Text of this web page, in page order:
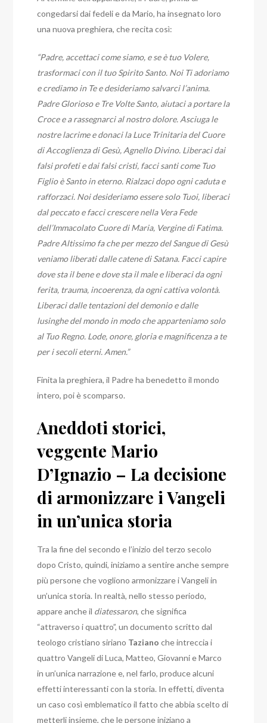
congedarsi dai fedeli e da Mario, ha insegnato loro
una nuova preghiera, che recita così:
“Padre, accettaci come siamo, e se è tuo Volere,
trasformaci con il tuo Spirito Santo. Noi Ti adoriamo
e crediamo in Te e desideriamo salvarci l’anima.
Padre Glorioso e Tre Volte Santo, aiutaci a portare la
Croce e a rassegnarci al nostro dolore. Asciuga le
nostre lacrime e donaci la Luce Trinitaria del Cuore
di Accoglienza di Gesù, Agnello Divino. Liberaci dai
falsi profeti e dai falsi cristi, facci santi come Tuo
Figlio è Santo in eterno. Rialzaci dopo ogni caduta e
rafforzaci. Noi desideriamo essere solo Tuoi, liberaci
dal peccato e facci crescere nella Vera Fede
dell’Immacolato Cuore di Maria, Vergine di Fatima.
Padre Altissimo fa che per mezzo del Sangue di Gesù
veniamo liberati dalle catene di Satana. Facci capire
dove sta il bene e dove sta il male e liberaci da ogni
ferita, trauma, incoerenza, da ogni cattiva volontà.
Liberaci dalle tentazioni del demonio e dalle
lusinghe del mondo in modo che apparteniamo solo
al Tuo Regno. Lode, onore, gloria e magnificenza a te
per i secoli eterni. Amen.”
Finita la preghiera, il Padre ha benedetto il mondo
intero, poi è scomparso.
Aneddoti storici,
veggente Mario
D’Ignazio – La decisione
di armonizzare i Vangeli
in un’unica storia
Tra la fine del secondo e l’inizio del terzo secolo
dopo Cristo, quindi, iniziamo a sentire anche sempre
più persone che vogliono armonizzare i Vangeli in
un’unica storia. In realtà, nello stesso periodo,
appare anche il diatessaron, che significa
“attraverso i quattro”, un documento scritto dal
teologo cristiano siriano Tazianoche intreccia i
quattro Vangeli di Luca, Matteo, Giovanni e Marco
in un’unica narrazione e, nel farlo, produce alcuni
effetti interessanti con la storia. In effetti, diventa
un caso così emblematico il fatto che abbia scelto di
metterli insieme, che le persone iniziano a